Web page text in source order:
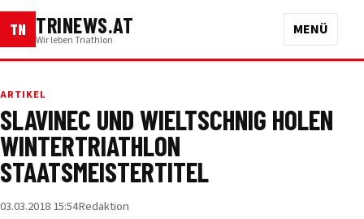
TN TRINEWS.AT
Wir leben Triathlon
MENÜ
ARTIKEL
SLAVINEC UND WIELTSCHNIG HOLEN
WINTERTRIATHLON
STAATSMEISTERTITEL
03.03.2018 15:54Redaktion